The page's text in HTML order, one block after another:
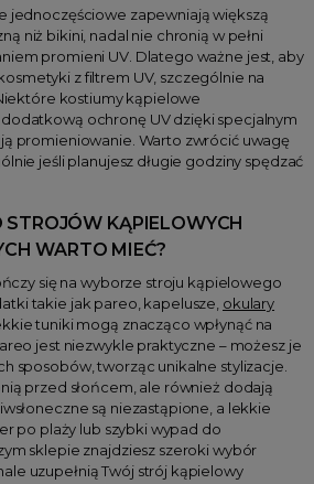
jednoczęściowe zapewniają większą
niż bikini, nadal nie chronią w pełni
promieni UV. Dlatego ważne jest, aby
z filtrem UV, szczególnie na
kostiumy kąpielowe
ochronę UV dzięki specjalnym
promieniowanie. Warto zwrócić uwagę
jeśli planujesz długie godziny spędzać
KĄPIELOWYCH
WARTO MIEĆ?
się na wyborze stroju kąpielowego
takie jak pareo, kapelusze, okulary
tuniki mogą znacząco wpłynąć na
jest niezwykle praktyczne – możesz je
sposobów, tworząc unikalne stylizacje.
przed słońcem, ale również dodają
są niezastąpione, a lekkie
po plaży lub szybki wypad do
sklepie znajdziesz szeroki wybór
uzupełnią Twój strój kąpielowy